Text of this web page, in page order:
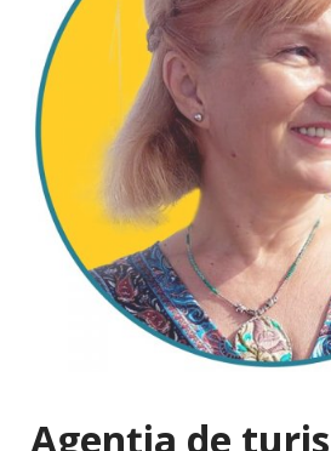
Agenția de